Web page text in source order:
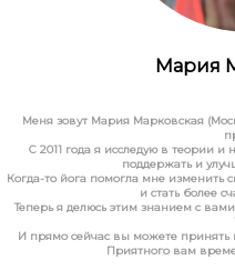
Мария
Меня зовут Мария Марковская
С 2011 года я исследую в теории
поддержать и
Когда-то йога помогла мне
и стать более
Теперь я делюсь этим знанием с
И прямо сейчас вы можете принять
Приятного вам